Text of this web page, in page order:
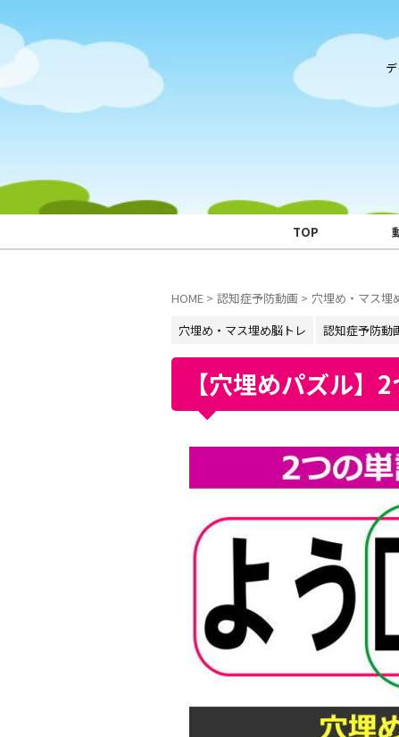
TOP
HOME > 認知症予防動画 > 穴埋め・マス埋
穴埋め・マス埋め脳トレ
認知症予防動
【穴埋めパズル】